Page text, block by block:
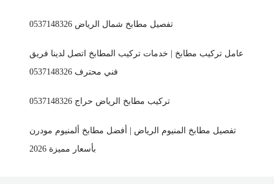
تفصيل مطابخ شمال الرياض 0537148326
عامل تركيب مطابخ | خدمات تركيب المطابخ اتصل لدينا فريق
فني محترف 0537148326
تركيب مطابخ الرياض حراج 0537148326
تفصيل مطابخ المنيوم الرياض | أفضل مطابخ ألمنيوم مودرن
بأسعار مميزة 2026